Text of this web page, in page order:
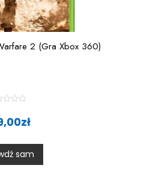
2 (Gra Xbox 360)
zł
sam